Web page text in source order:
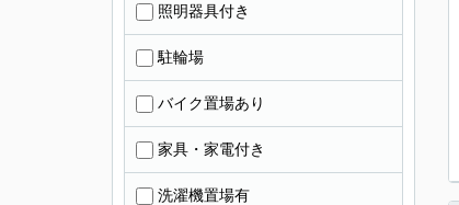
照明器具付き
駐輪場
バイク置場あり
家具・家電付き
洗濯機置場有